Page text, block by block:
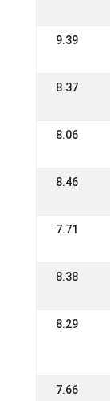
9.39
8.37
8.06
8.46
7.71
8.38
8.29
7.66